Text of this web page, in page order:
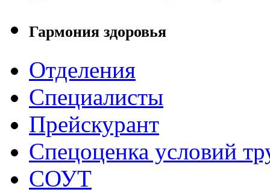
Гармония здоровья
Отделения
Специалисты
Прейскурант
Спецоценка условий
СОУТ